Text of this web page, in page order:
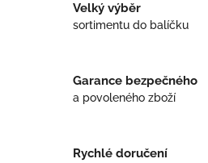
Velký výběr
sortimentu do balíčku
Garance bezpečného
a povoleného zboží
Rychlé doručení